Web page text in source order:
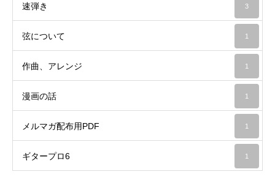
速弾き 3
弦について 1
作曲、アレンジ 1
漫画の話 1
メルマガ配布用PDF 1
ギタープロ6 1